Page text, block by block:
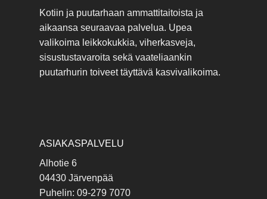
Kotiin ja puutarhaan ammattitaitoista ja
aikaansa seuraavaa palvelua. Upea
valikoima leikkokukkia, viherkasveja,
sisustustavaroita sekä vaateliaankin
puutarhurin toiveet täyttävä kasvivalikoima.
ASIAKASPALVELU
Alhotie 6
04430 Järvenpää
Puhelin: 09-279 7070